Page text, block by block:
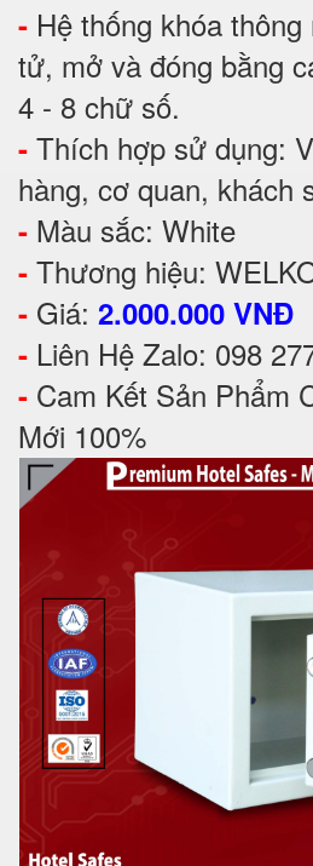
- Hệ thống khóa
tử, mở và đóng bằng
4 - 8 chữ số.
- Thích hợp sử dụng:
hàng, cơ quan, khách
- Màu sắc: White
- Thương hiệu:
- Giá: 2.000.000 VNĐ
- Liên Hệ Zalo: 098
- Cam Kết Sản Phẩm
Mới 100%